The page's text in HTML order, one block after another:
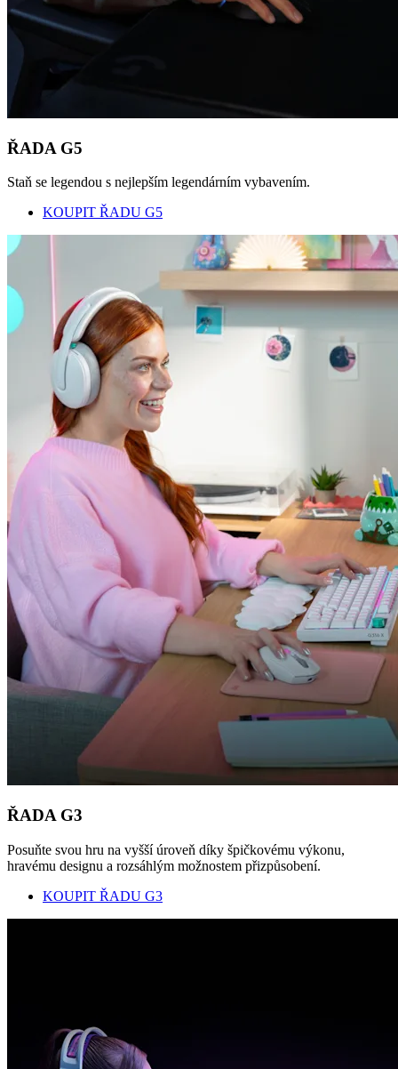
ŘADA G5
Staň se legendou s nejlepším legendárním vybavením.
KOUPIT ŘADU G5
ŘADA G3
Posuňte svou hru na vyšší úroveň díky špičkovému výkonu,
hravému designu a rozsáhlým možnostem přizpůsobení.
KOUPIT ŘADU G3